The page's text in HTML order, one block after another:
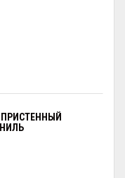
ПРИСТЕННЫЙ